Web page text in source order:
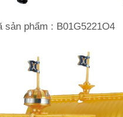
sản phẩm : B01G5221O4